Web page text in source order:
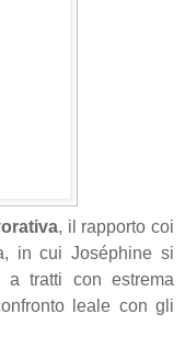
, il rapporto coi
in cui Joséphine si
a tratti con estrema
leale con gli